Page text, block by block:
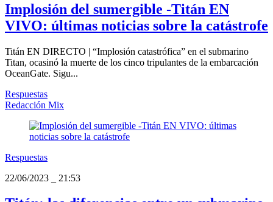
Implosión del sumergible -Titán EN
VIVO: últimas noticias sobre la catástrofe
Titán EN DIRECTO | “Implosión catastrófica” en el submarino
Titan, ocasinó la muerte de los cinco tripulantes de la embarcación
OceanGate. Sigu...
Respuestas
Redacción Mix
Respuestas
22/06/2023
21:53